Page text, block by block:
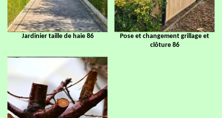
Jardinier taille de haie 86
Pose et changement grillage et
clôture 86